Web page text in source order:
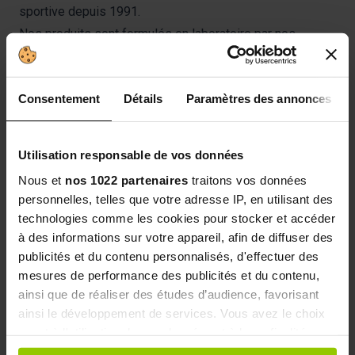
Consentement Détails Paramètres des annonces
Utilisation responsable de vos données
Nous et nos 1022 partenaires traitons vos données
personnelles, telles que votre adresse IP, en utilisant des
technologies comme les cookies pour stocker et accéder
à des informations sur votre appareil, afin de diffuser des
publicités et du contenu personnalisés, d'effectuer des
mesures de performance des publicités et du contenu,
ainsi que de réaliser des études d’audience, favorisant
ainsi le développement de services. Vous avez le choix
Vous pouvez modifier ou retirer votre consentement à
sportive depuis 1991.
Nos produits sont formulés en laboratoire par nos
spécialistes en nutrition ; testés et approuvés par des
athlètes de haut niveau.
La recherche et la sélection de nos matières premières
sont une priorité afin d’obtenir des produits performants,
EAFIT est le fournisseur officiel des plus grands
champions nationaux et internationaux, valides et
handicapés, d’équipes et de corps d’élite.
Nous sommes engagés contre le dopage depuis de
nombreuses années.
riche en vitamines C et B6.